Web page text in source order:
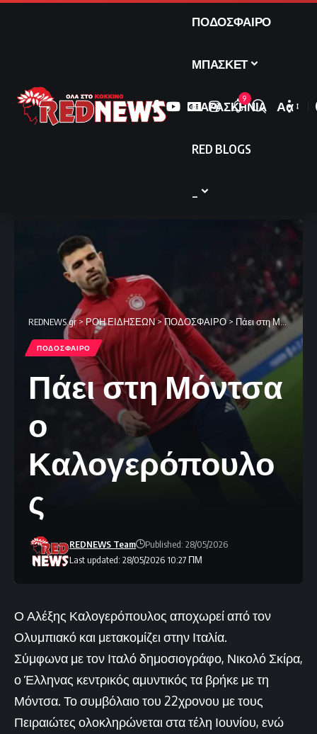
ΠΟΔΟΣΦΑΙΡΟ
ΜΠΑΣΚΕΤ
ΠΑΡΑΣΚΗΝΙΑ
RED BLOGS
9
Font
Αα
REDNEWS.gr > ΡΟΗ ΕΙΔΗΣΕΩΝ>ΠΟΔΟΣΦΑΙΡΟ> Πάει στη Μόντσα ο Καλογερόπουλος
ΠΟΔΟΣΦΑΙΡΟ
Πάει στη Μόντσα
ο
Καλογερόπουλο
ς
Last updated: 28/05/2026 10:27 ΠΜ
REDNEWS Team Published: 28/05/2026
Ο Αλέξης Καλογερόπουλος αποχωρεί από τον
Ολυμπιακό και μετακομίζει στην Ιταλία.
Σύμφωνα με τον Ιταλό δημοσιογράφο, Νικολό Σκίρα,
ο Έλληνας κεντρικός αμυντικός τα βρήκε με τη
Μόντσα. Το συμβόλαιο του 22χρονου με τους
Πειραιώτες ολοκληρώνεται στα τέλη Ιουνίου, ενώ